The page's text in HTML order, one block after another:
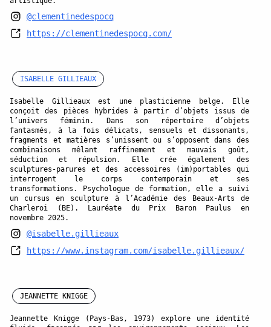
@clementinedespocq
https://clementinedespocq.com/
ISABELLE GILLIEAUX
Isabelle Gillieaux est une plasticienne belge. Elle
conçoit des pièces hybrides à partir d’objets issus de
l’univers féminin. Dans son répertoire d’objets
fantasmés, à la fois délicats, sensuels et dissonants,
fragments et matières s’unissent ou s’opposent dans des
combinaisons mêlant raffinement et mauvais goût,
séduction et répulsion. Elle crée également des
sculptures-parures et des accessoires (im)portables qui
interrogent le corps contemporain et ses
transformations. Psychologue de formation, elle a suivi
un cursus en sculpture à l’Académie des Beaux-Arts de
Charleroi (BE). Lauréate du Prix Baron Paulus en
novembre 2025.
@isabelle.gillieaux
https://www.instagram.com/isabelle.gillieaux/
JEANNETTE KNIGGE
Jeannette Knigge (Pays-Bas, 1973) explore une identité